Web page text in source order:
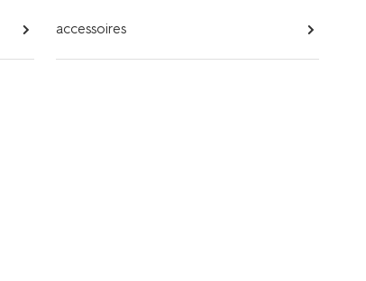
accessoires